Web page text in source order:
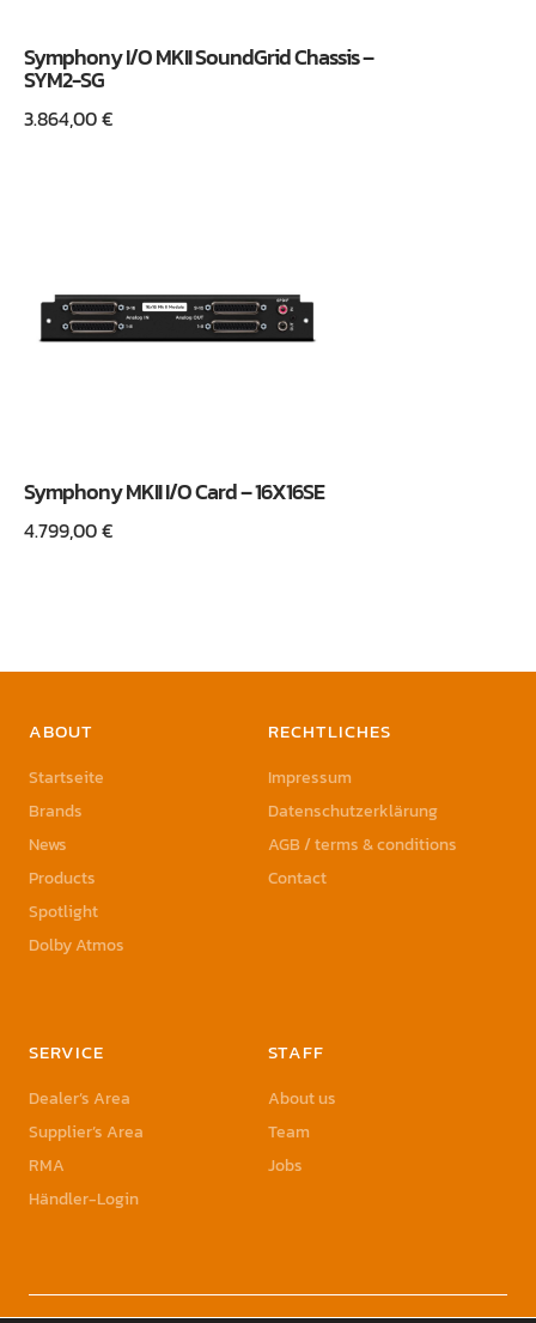
Symphony I/O MKII SoundGrid Chassis –
SYM2-SG
3.864,00€
Symphony MKII I/O Card – 16X16SE
4.799,00€
ABOUT
Startseite
Brands
News
Products
Spotlight
Dolby Atmos
RECHTLICHES
Impressum
Datenschutzerklärung
AGB / terms & conditions
Contact
SERVICE
Dealer’s Area
Supplier’s Area
RMA
Händler-Login
STAFF
About us
Team
Jobs